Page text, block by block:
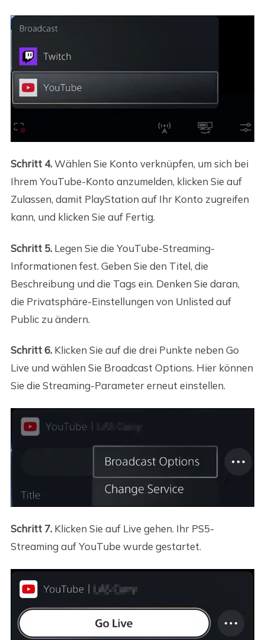
Schritt 4.Wählen Sie Konto verknüpfen, um sich bei
Ihrem YouTube-Konto anzumelden, klicken Sie auf
Zulassen, damit PlayStation auf Ihr Konto zugreifen
kann, und klicken Sie auf Fertig.
Schritt 5.Legen Sie die YouTube-Streaming-
Informationen fest. Geben Sie den Titel, die
Beschreibung und die Tags ein. Denken Sie daran,
die Privatsphäre-Einstellungen von Unlisted auf
Public zu ändern.
Schritt 6.Klicken Sie auf die drei Punkte neben Go
Live und wählen Sie Broadcast Options. Hier können
Sie die Streaming-Parameter erneut einstellen.
Schritt 7.Klicken Sie auf Live gehen. Ihr PS5-
Streaming auf YouTube wurde gestartet.